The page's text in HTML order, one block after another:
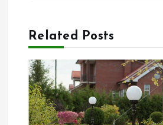
ц
и
я
п
Related Posts